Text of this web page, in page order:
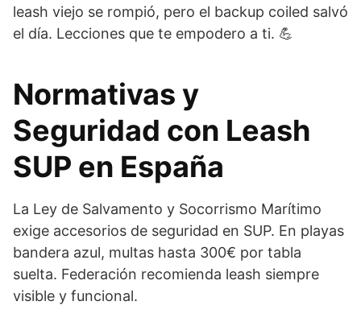
leash viejo se rompió, pero el backup coiled salvó
el día. Lecciones que te empodero a ti. 💪
Normativas y
Seguridad con Leash
SUP en España
La Ley de Salvamento y Socorrismo Marítimo
exige accesorios de seguridad en SUP. En playas
bandera azul, multas hasta 300€ por tabla
suelta. Federación recomienda leash siempre
visible y funcional.